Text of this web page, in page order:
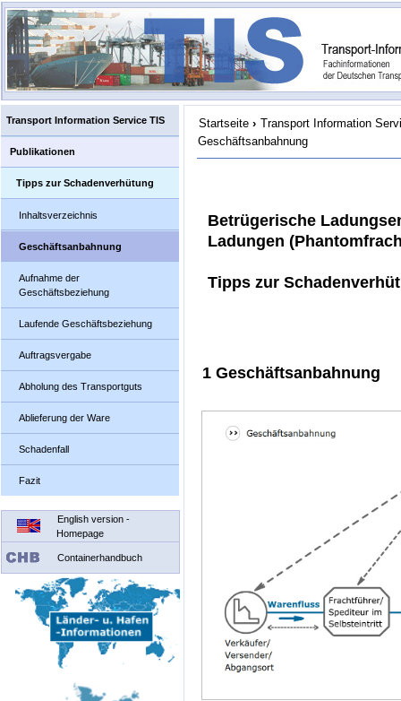
Transport Information Service TIS
Publikationen
Tipps zur Schadenverhütung
Inhaltsverzeichnis
Geschäftsanbahnung
Aufnahme der
Geschäftsbeziehung
Laufende Geschäftsbeziehung
Auftragsvergabe
Abholung des Transportguts
Ablieferung der Ware
Schadenfall
Fazit
English version -
Homepage
Containerhandbuch
Startseite › Transport Information
Geschäftsanbahnung
Betrügerische
Ladungen
Tipps zur
1 Geschäftsanbahnung